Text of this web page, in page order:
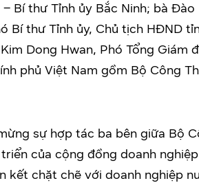
Bí thư Tỉnh ủy Bắc Ninh; bà
Bí thư Tỉnh ủy, Chủ tịch HĐND
Dong Hwan, Phó Tổng Giám
phủ Việt Nam gồm Bộ Công
sự hợp tác ba bên giữa Bộ
của cộng đồng doanh
kết chặt chẽ với doanh nghiệp